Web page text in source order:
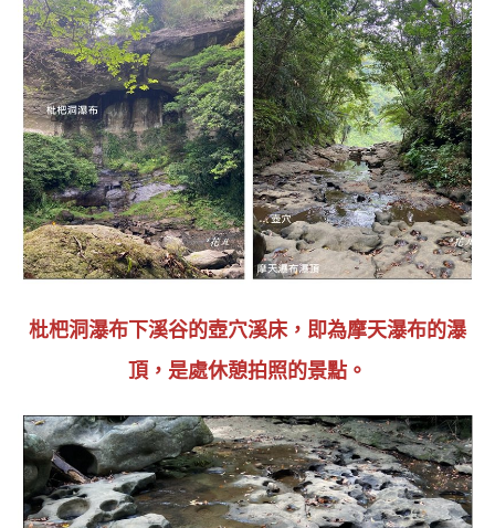
枇杷洞瀑布下溪谷的壺穴溪床，即為摩天瀑布的瀑
頂，是處休憩拍照的景點 。